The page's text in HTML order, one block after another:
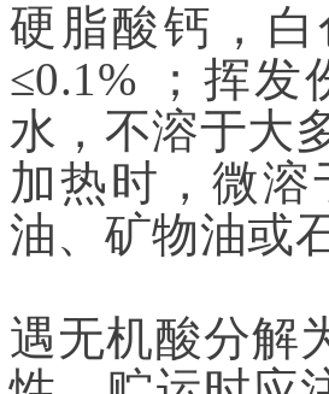
硬脂酸钙，
≤0.1%
； 挥发
水，不溶于大
加热时，微
油、矿物油或
遇无机酸分解